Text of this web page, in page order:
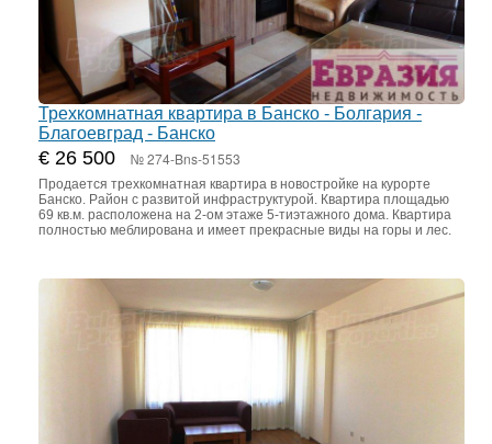
Трехкомнатная квартира в Банско - Болгария -
Благоевград - Банско
€ 26 500 № 274-Bns-51553
Продается трехкомнатная квартира в новостройке на курорте
Банско. Район с развитой инфраструктурой. Квартира площадью
69 кв.м. расположена на 2-ом этаже 5-тиэтажного дома. Квартира
полностью меблирована и имеет прекрасные виды на горы и лес.